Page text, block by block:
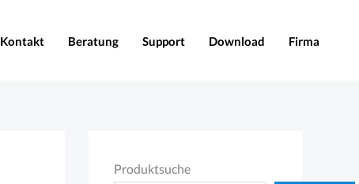
Kontakt Beratung Support Download Firma
Produktsuche